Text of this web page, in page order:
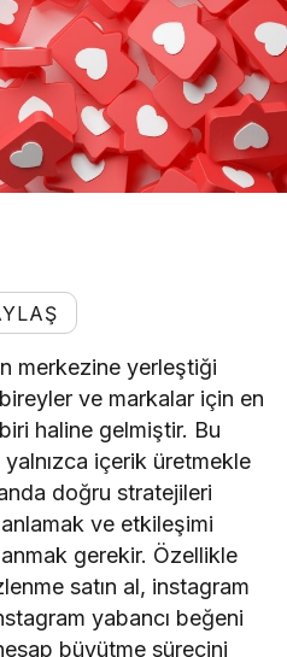
merkezine yerleştiği
ve markalar için en
haline gelmiştir. Bu
içerik üretmekle
doğru stratejileri
ve etkileşimi
gerekir. Özellikle
satın al, instagram
yabancı beğeni
büyütme sürecini